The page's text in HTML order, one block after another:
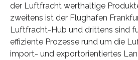
der Luftfracht werthaltige
zweitens ist der Flughafen
Luftfracht-Hub und drittens sind
effiziente Prozesse rund um die
import- und exportorientiertes